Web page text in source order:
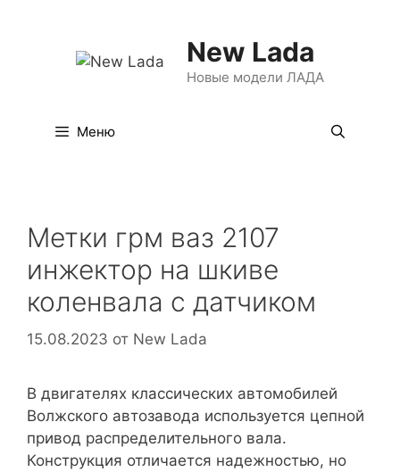
содержимому
New Lada
Новые модели ЛАДА
Меню
Метки грм ваз 2107
инжектор на шкиве
коленвала с датчиком
15.08.2023 от New Lada
В двигателях классических автомобилей
Волжского автозавода используется цепной
привод распределительного вала.
Конструкция отличается надежностью, но